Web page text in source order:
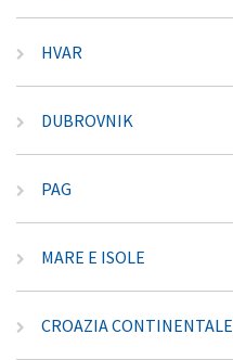
HVAR
DUBROVNIK
PAG
MARE E ISOLE
CROAZIA CONTINENTALE